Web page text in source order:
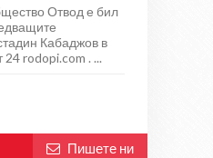
Отвод е бил
Кабаджов в
rodopi.com . ...
Пишете ни